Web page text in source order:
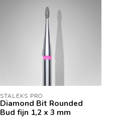
STALEKS PRO
Diamond Bit Rounded
Bud fijn 1,2 x 3 mm